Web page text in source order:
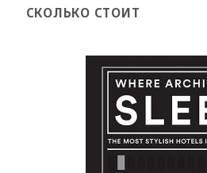
СКОЛЬКО СТОИТ